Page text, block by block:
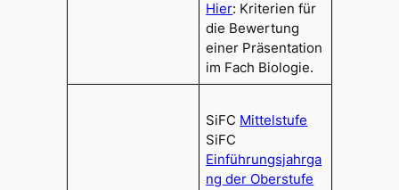
Hier: Kriterien für
die Bewertung
einer Präsentation
im Fach Biologie.
SiFC Mittelstufe
SiFC
Einführungsjahrga
ng der Oberstufe